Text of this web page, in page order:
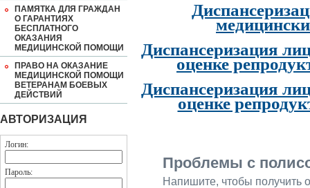
ПАМЯТКА ДЛЯ ГРАЖДАН
О ГАРАНТИЯХ
БЕСПЛАТНОГО
ОКАЗАНИЯ
МЕДИЦИНСКОЙ ПОМОЩИ
ПРАВО НА ОКАЗАНИЕ
МЕДИЦИНСКОЙ ПОМОЩИ
ВЕТЕРАНАМ БОЕВЫХ
ДЕЙСТВИЙ
АВТОРИЗАЦИЯ
Логин:
Пароль:
Диспансеризация
оценке
Диспансеризация
оценке
Проблемы с
Напишите, чтобы получить